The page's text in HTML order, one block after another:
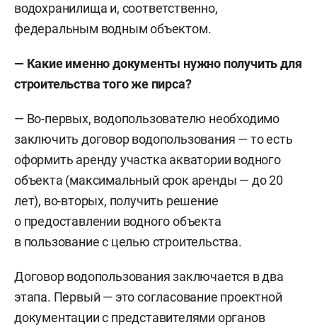
водохранилища и, соответственно,
федеральным водным объектом.
— Какие именно документы нужно получить для
строительства того же пирса?
— Во-первых, водопользователю необходимо
заключить договор водопользования — то есть
оформить аренду участка акватории водного
объекта (максимальный срок аренды — до 20
лет), во-вторых, получить решение
о предоставлении водного объекта
в пользование с целью строительства.
Договор водопользования заключается в два
этапа. Первый — это согласование проектной
документации с представителями органов